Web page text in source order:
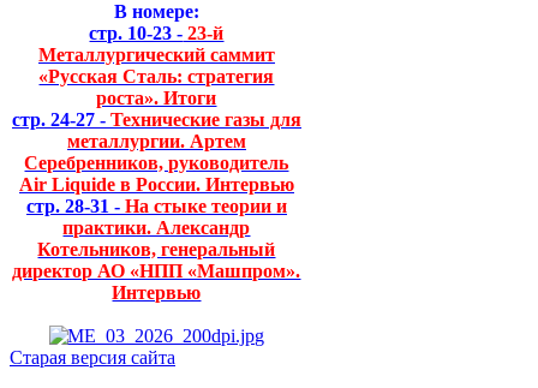
В номере:
стр. 10-23 - 23-й
Металлургический саммит
«Русская Сталь: стратегия
роста». Итоги
стр. 24-27 - Технические газы для
металлургии. Артем
Серебренников, руководитель
Air Liquide в России. Интервью
стр. 28-31 - На стыке теории и
практики. Александр
Котельников, генеральный
директор АО «НПП «Машпром».
Интервью
Старая версия сайта